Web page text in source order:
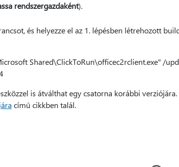
rendszergazdaként).
és helyezze el az 1. lépésben létrehozott
Shared\ClickToRun\officec2rclient.exe" /
is átválthat egy csatorna korábbi
című cikkben talál.